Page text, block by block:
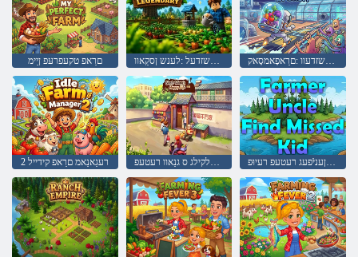
םרַאפ טקעפרעּפ ןַיימ ירעדנַאשזדעל :לענש ןסקַאוו
2 רעגַאנַאמ םרַאפ קידייל ןבעל ךעלקילג ס גנַאוו רעטעפ דניק טסימ ןעניֿפעג רעטעפ רעיוּפ